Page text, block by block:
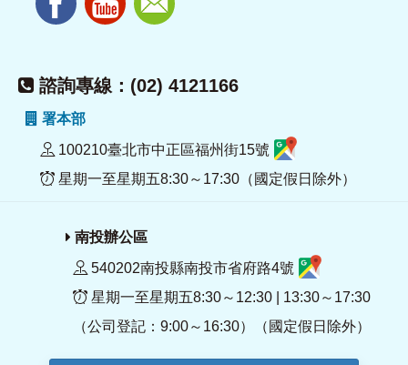
諮詢專線：(02) 4121166
署本部
100210臺北市中正區福州街15號
星期一至星期五8:30～17:30（國定假日除外）
南投辦公區
540202南投縣南投市省府路4號
星期一至星期五8:30～12:30 | 13:30～17:30
（公司登記：9:00～16:30）（國定假日除外）